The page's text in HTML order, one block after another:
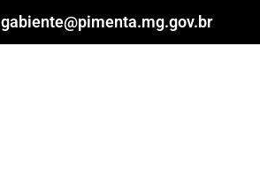
gabiente@pimenta.mg.gov.br